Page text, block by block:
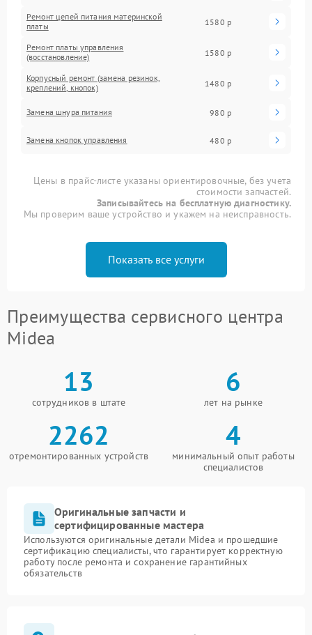
Ремонт цепей питания материнской
платы
1580 р
Ремонт платы управления
(восстановление)
1580 р
Корпусный ремонт (замена резинок,
креплений, кнопок)
1480 р
Замена шнура питания 980 р
Замена кнопок управления 480 р
Цены в прайс-листе указаны ориентировочные, без учета
стоимости запчастей.
Записывайтесь на бесплатную диагностику.
Мы проверим ваше устройство и укажем на неисправность.
Показать все услуги
Преимущества сервисного центра
Midea
13
сотрудников в штате
6
лет на рынке
2262
отремонтированных устройств
4
минимальный опыт работы
специалистов
Оригинальные запчасти и
сертифицированные мастера
Используются оригинальные детали Midea и прошедшие
сертификацию специалисты, что гарантирует корректную
работу после ремонта и сохранение гарантийных
обязательств